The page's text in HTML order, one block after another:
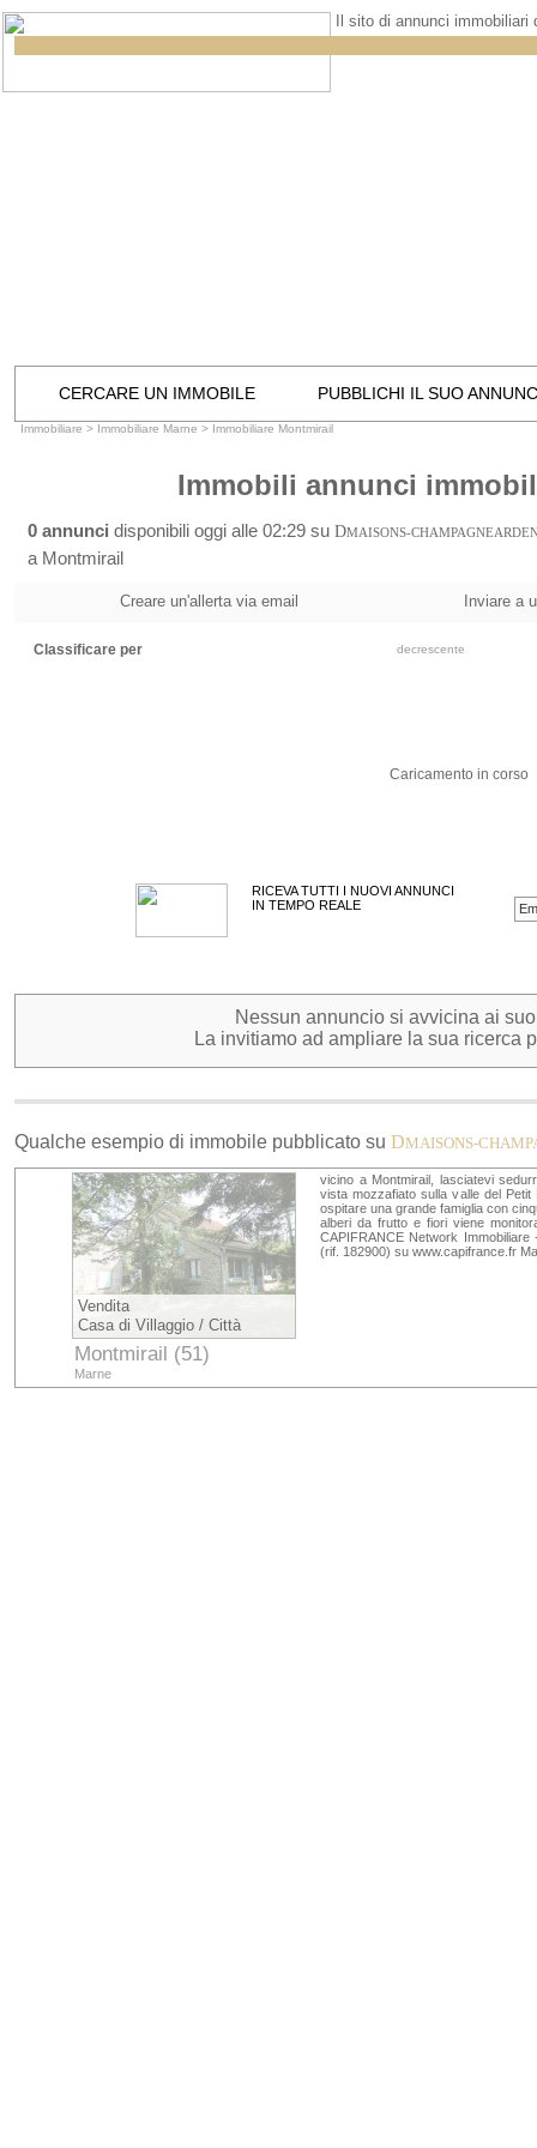
Il sito di annunci immobiliari
CERCARE UN IMMOBILE PUBBLICHI IL SUO
Immobiliare > Immobiliare Marne > Immobiliare Montmirail
Immobili annunci
0 annunci disponibili oggi alle 02:29 su DMAISONS-
a Montmirail
Creare un'allerta via email Inviare a
Classificare per decrescente
Caricamento in corso
RICEVA TUTTI I NUOVI ANNUNCI
IN TEMPO REALE
Nessun annuncio si avvicina ai
La invitiamo ad ampliare la sua ricerca
Qualche esempio di immobile pubblicato su DMAISONS-
Vendita
Casa di Villaggio / Città
Montmirail (51)
Marne
vicino a Montmirail, lasciatevi
vista mozzafiato sulla valle del
ospitare una grande famiglia con
alberi da frutto e fiori viene
CAPIFRANCE Network
(rif. 182900) su www.capifrance.fr